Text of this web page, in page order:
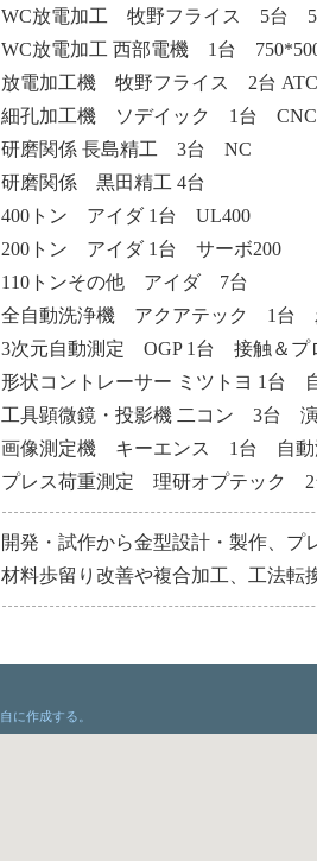
WC放電加工 牧野フライス 5台
WC放電加工 西部電機 1台
放電加工機 牧野フライス 2台 ATC
細孔加工機 ソデイック 1台
研磨関係 長島精工 3台 NC
研磨関係 黒田精工 4台
400トン アイダ 1台 UL400
200トン アイダ 1台 サーボ200
110トンその他 アイダ 7台
全自動洗浄機 アクアテック 1台
3次元自動測定 OGP 1台 接触＆プ
形状コントレーサー ミツトヨ 1台
工具顕微鏡・投影機 二コン 3台 演
画像測定機 キーエンス 1台 自動
プレス荷重測定 理研オプテック
開発・試作から金型設計・製作、プ
材料歩留り改善や複合加工、工法転